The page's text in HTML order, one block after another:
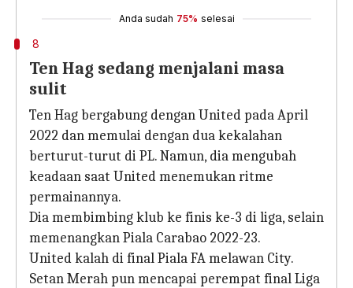
Anda sudah 75% selesai
8
Ten Hag sedang menjalani masa
sulit
Ten Hag bergabung dengan United pada April
2022 dan memulai dengan dua kekalahan
berturut-turut di PL. Namun, dia mengubah
keadaan saat United menemukan ritme
permainannya.
Dia membimbing klub ke finis ke-3 di liga, selain
memenangkan Piala Carabao 2022-23.
United kalah di final Piala FA melawan City.
Setan Merah pun mencapai perempat final Liga